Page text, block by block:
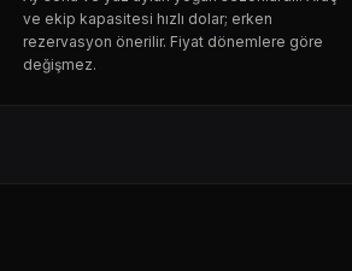
ve ekip kapasitesi hızlı dolar; erken
rezervasyon önerilir. Fiyat dönemlere göre
değişmez.